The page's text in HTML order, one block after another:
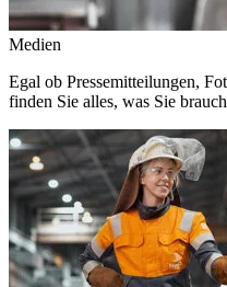
Medien
Egal ob Pressemitteilungen,
finden Sie alles, was Sie